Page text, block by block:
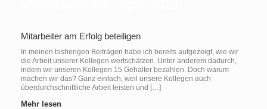
Mitarbeiter am Erfolg beteiligen
In meinen bisherigen Beiträgen habe ich bereits aufgezeigt, wie wir
die Arbeit unserer Kollegen wertschätzen. Unter anderem dadurch,
indem wir unseren Kollegen 15 Gehälter bezahlen. Doch warum
machen wir das? Ganz einfach, weil unsere Kollegen auch
überdurchschnittliche Arbeit leisten und […]
Mehr lesen